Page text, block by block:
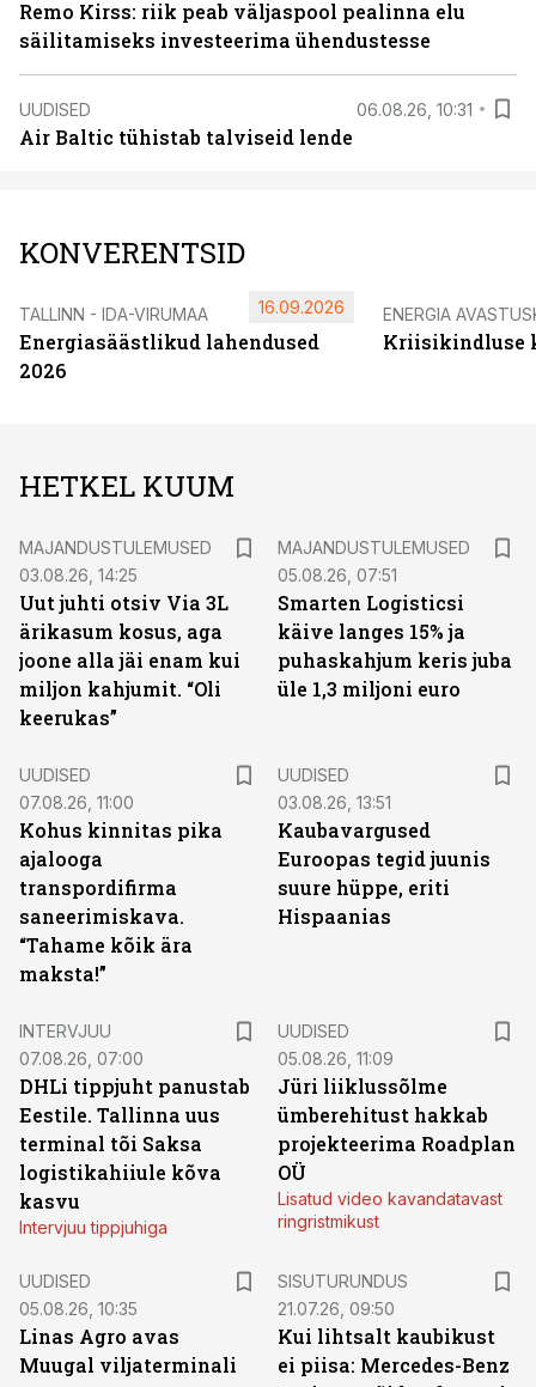
Remo Kirss: riik peab väljaspool pealinna elu
säilitamiseks investeerima ühendustesse
UUDISED 06.08.26, 10:31
Air Baltic tühistab talviseid lende
KONVERENTSID
TALLINN - IDA-VIRUMAA
Energiasäästlikud lahendused
2026
16.09.2026 ENERGIA
Kriisikindluse
HETKEL KUUM
MAJANDUSTULEMUSED
03.08.26, 14:25
Uut juhti otsiv Via 3L
ärikasum kosus, aga
joone alla jäi enam kui
miljon kahjumit. “Oli
keerukas”
MAJANDUSTULEMUSED
05.08.26, 07:51
Smarten Logisticsi
käive langes 15% ja
puhaskahjum keris juba
üle 1,3 miljoni euro
UUDISED
07.08.26, 11:00
Kohus kinnitas pika
ajalooga
transpordifirma
saneerimiskava.
“Tahame kõik ära
maksta!”
UUDISED
03.08.26, 13:51
Kaubavargused
Euroopas tegid juunis
suure hüppe, eriti
Hispaanias
INTERVJUU
07.08.26, 07:00
DHLi tippjuht panustab
Eestile. Tallinna uus
terminal tõi Saksa
logistikahiiule kõva
kasvu
Intervjuu tippjuhiga
UUDISED
05.08.26, 11:09
Jüri liiklussõlme
ümberehitust hakkab
projekteerima Roadplan
OÜ
Lisatud video kavandatavast
ringristmikust
UUDISED
05.08.26, 10:35
Linas Agro avas
Muugal viljaterminali
SISUTURUNDUS
21.07.26, 09:50
Kui lihtsalt kaubikust
ei piisa: Mercedes-Benz